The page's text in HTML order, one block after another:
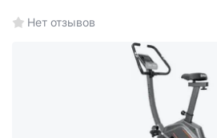
Нет отзывов